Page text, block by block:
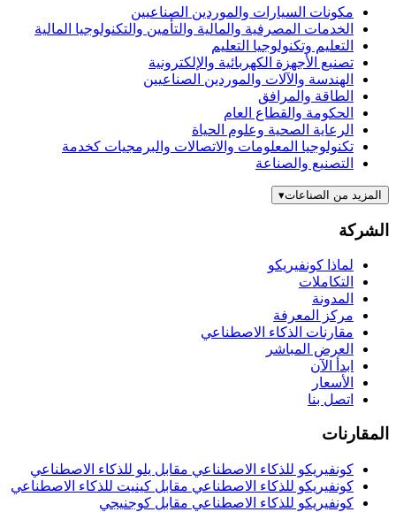
مكونات السيارات والموردين الصناعيين
الخدمات المصرفية والمالية والتأمين والتكنولوجيا المالية
التعليم وتكنولوجيا التعليم
تصنيع الأجهزة الكهربائية والإلكترونية
الهندسة والآلات والموردين الصناعيين
الطاقة والمرافق
الحكومة والقطاع العام
الرعاية الصحية وعلوم الحياة
تكنولوجيا المعلومات والاتصالات والبرمجيات كخدمة
التصنيع والصناعة
المزيد من الصناعات▾
الشركة
لماذا كونفيريكو
التكاملات
المدونة
مركز المعرفة
مقارنات الذكاء الاصطناعي
العرض المباشر
ابدأ الآن
الأسعار
اتصل بنا
المقارنات
كونفيريكو للذكاء الاصطناعي مقابل يلو للذكاء الاصطناعي
كونفيريكو للذكاء الاصطناعي مقابل كينيت للذكاء الاصطناعي
كونفيريكو للذكاء الاصطناعي مقابل كوجنيجي